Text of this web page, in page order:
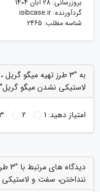
بروزرسانی: 28 آبان 1404
گردآورنده: isibcase.ir
شناسه مطلب: 2465
لاستیکی نشدن میگو گریل"
امتیاز دهید:1
2
ننداختن، سفت و